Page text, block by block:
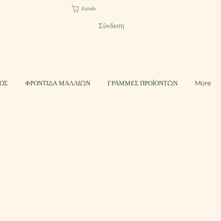
Καλάθι
Σύνδεση
ΦΡΟΝΤΙΔΑ ΜΑΛΛΙΩΝ ΓΡΑΜΜΕΣ ΠΡΟΪΟΝΤΩΝ More